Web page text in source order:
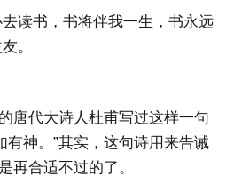
读书，书将伴我一生，书永远
。
唐代大诗人杜甫写过这样一句
有神。”其实，这句诗用来告诫
再合适不过的了。